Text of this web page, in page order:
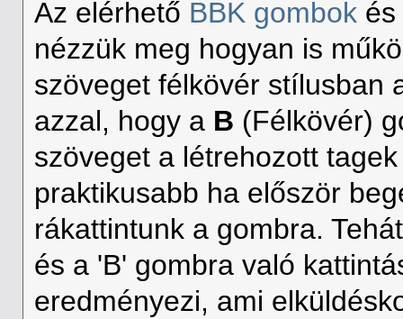
Az elérhető BBK gombok
nézzük meg hogyan is
szöveget félkövér stílusban
azzal, hogy a B (Félkövér)
szöveget a létrehozott
praktikusabb ha először
rákattintunk a gombra.
és a 'B' gombra való
eredményezi, ami